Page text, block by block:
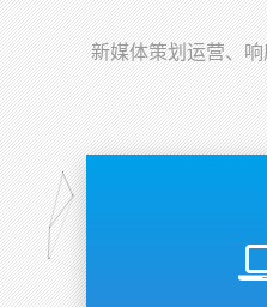
新媒体策划运营、